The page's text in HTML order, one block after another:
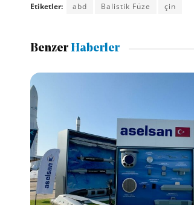
Etiketler: abd Balistik Füze çin
BenzerHaberler